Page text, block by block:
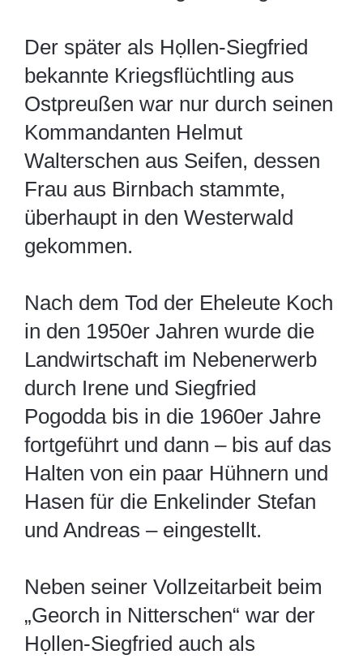
Der später als Họllen-Siegfried
bekannte Kriegsflüchtling aus
Ostpreußen war nur durch seinen
Kommandanten Helmut
Walterschen aus Seifen, dessen
Frau aus Birnbach stammte,
überhaupt in den Westerwald
gekommen.
Nach dem Tod der Eheleute Koch
in den 1950er Jahren wurde die
Landwirtschaft im Nebenerwerb
durch Irene und Siegfried
Pogodda bis in die 1960er Jahre
fortgeführt und dann – bis auf das
Halten von ein paar Hühnern und
Hasen für die Enkelinder Stefan
und Andreas – eingestellt.
Neben seiner Vollzeitarbeit beim
„Georch in Nitterschen“ war der
Họllen-Siegfried auch als